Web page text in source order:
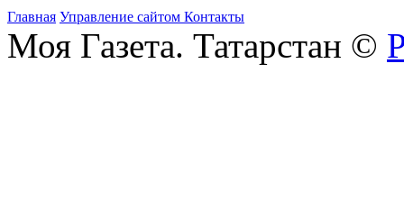
Главная Управление сайтом Контакты
Моя Газета. Татарстан ©